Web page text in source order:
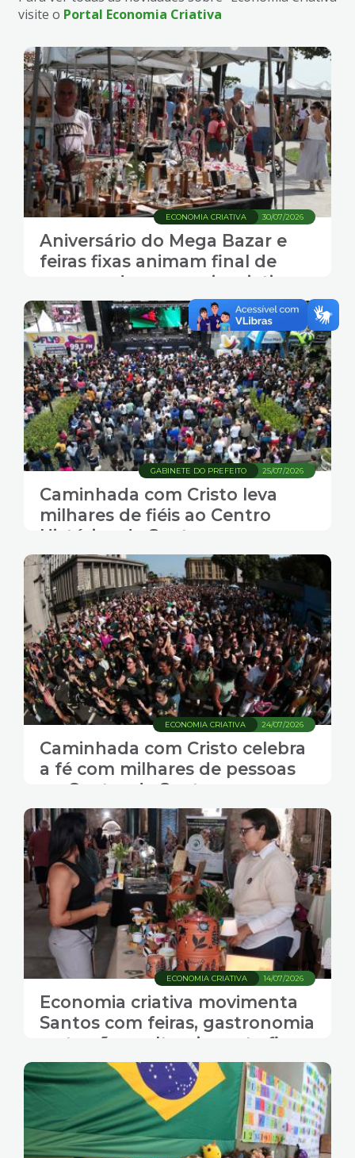
visite o Portal Economia Criativa
30/07/2026
ECONOMIA CRIATIVA
Aniversário do Mega Bazar e
feiras fixas animam final de
semana da economia criativa
em Santos
25/07/2026
GABINETE DO PREFEITO
Caminhada com Cristo leva
milhares de fiéis ao Centro
Histórico de Santos
24/07/2026
ECONOMIA CRIATIVA
Caminhada com Cristo celebra
a fé com milhares de pessoas
no Centro de Santos
14/07/2026
ECONOMIA CRIATIVA
Economia criativa movimenta
Santos com feiras, gastronomia
e atrações culturais neste fim
de semana